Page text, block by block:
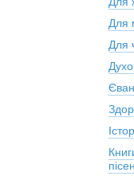
Для
Для